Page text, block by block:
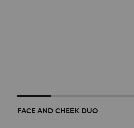
FACE AND CHEEK DUO